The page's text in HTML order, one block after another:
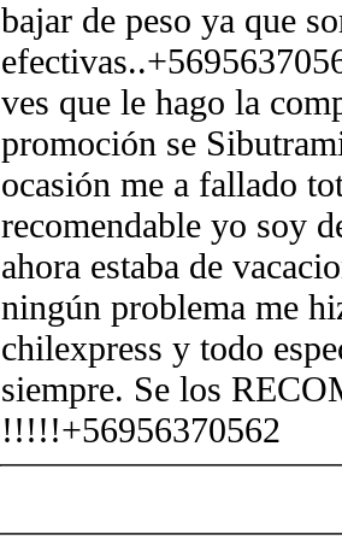
bajar de peso ya que
ves que le hago la
promoción se
ocasión me a fallado
recomendable yo soy
ahora estaba de
ningún problema me
chilexpress y todo
siempre. Se los
!!!!!+56956370562